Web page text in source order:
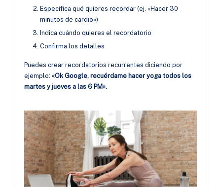
Especifica qué quieres recordar (ej. «Hacer 30
minutos de cardio»)
Indica cuándo quieres el recordatorio
Confirma los detalles
Puedes crear recordatorios recurrentes diciendo por
ejemplo: «Ok Google, recuérdame hacer yoga todos los
martes y jueves a las 6 PM».